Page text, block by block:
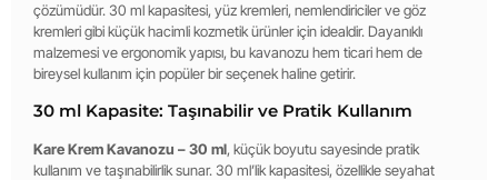
çözümüdür. 30 ml kapasitesi, yüz kremleri, nemlendiriciler ve göz
kremleri gibi küçük hacimli kozmetik ürünler için idealdir. Dayanıklı
malzemesi ve ergonomik yapısı, bu kavanozu hem ticari hem de
bireysel kullanım için popüler bir seçenek haline getirir.
30 ml Kapasite: Taşınabilir ve Pratik Kullanım
Kare Krem Kavanozu – 30 ml, küçük boyutu sayesinde pratik
kullanım ve taşınabilirlik sunar. 30 ml’lik kapasitesi, özellikle seyahat